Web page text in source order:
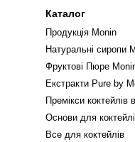
Каталог
Продукція Monin
Натуральні сиропи
Фруктові Пюре
Екстракти Pure by
Премікси коктейлів
Основи для
Все для коктейлів